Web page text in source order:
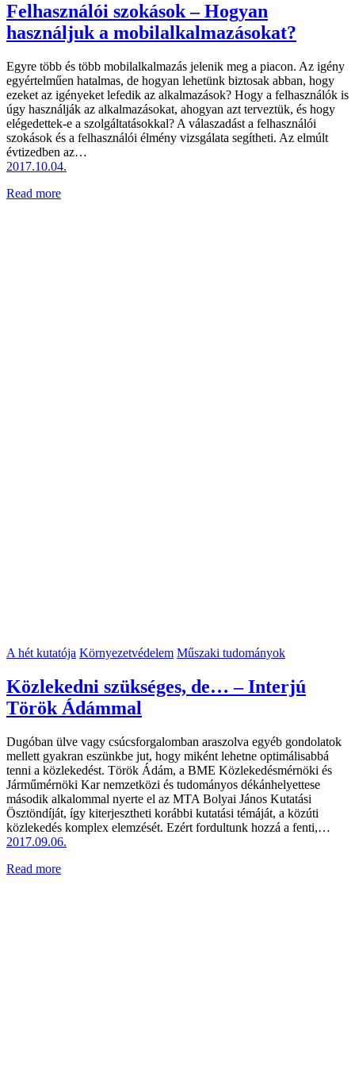
Felhasználói szokások – Hogyan
használjuk a mobilalkalmazásokat?
Egyre több és több mobilalkalmazás jelenik meg a piacon. Az igény
egyértelműen hatalmas, de hogyan lehetünk biztosak abban, hogy
ezeket az igényeket lefedik az alkalmazások? Hogy a felhasználók is
úgy használják az alkalmazásokat, ahogyan azt terveztük, és hogy
elégedettek-e a szolgáltatásokkal? A válaszadást a felhasználói
szokások és a felhasználói élmény vizsgálata segítheti. Az elmúlt
évtizedben az…
2017.10.04.
Read more
A hét kutatója Környezetvédelem Műszaki tudományok
Közlekedni szükséges, de… – Interjú
Török Ádámmal
Dugóban ülve vagy csúcsforgalomban araszolva egyéb gondolatok
mellett gyakran eszünkbe jut, hogy miként lehetne optimálisabbá
tenni a közlekedést. Török Ádám, a BME Közlekedésmérnöki és
Jármű­mér­nöki Kar nemzetközi és tudományos dékánhelyettese
második alkalommal nyerte el az MTA Bolyai János Kutatási
Ösztöndíját, így kiterjesztheti korábbi kutatási témáját, a közúti
közlekedés komplex elemzését. Ezért fordultunk hozzá a fenti,…
2017.09.06.
Read more